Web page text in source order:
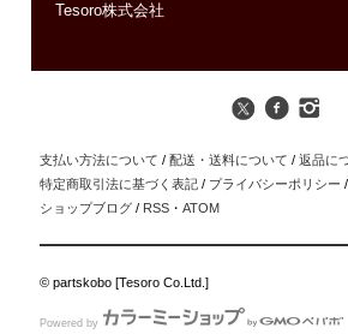
Tesoro株式会社
支払い方法について / 配送・送料について / 返品に
特定商取引法に基づく表記 / プライバシーポリシー /
ショップブログ / RSS ・ATOM
© partskobo [Tesoro Co.Ltd.]
Powered by